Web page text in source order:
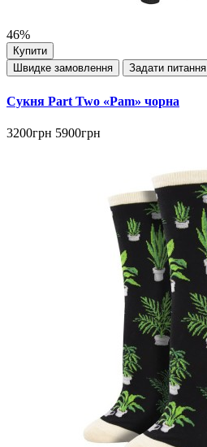
46%
Купити
Швидке замовлення
Задати питання
Сукня Part Two «Pam» чорна
3200грн 5900грн